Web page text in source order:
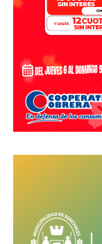
La publicación
ahora que las
generó fuertes
artista.
Horas después,
historias de
acompañaba el